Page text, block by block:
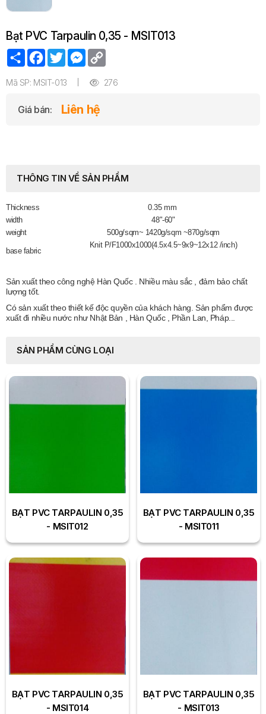
Bạt PVC Tarpaulin 0,35 - MSIT013
Share Facebook
TwitterMessenger
Mã SP: MSIT-013
276
Giá bán: Liên hệ
THÔNG TIN VỀ SẢN PHẨM
Thickness
0.35 mm
width
48"-60"
weight
500g/sqm~ 1420g/sqm ~870g/sqm
base fabric
Knit P/F1000x1000(4.5x4.5~9x9~12x12 /inch)
Sản xuất theo công nghệ Hàn Quốc . Nhiều màu sắc , đảm bảo chất
lượng tốt.
Có sản xuất theo thiết kế độc quyền của khách hàng. Sản phẩm được
xuất đi nhiều nước như Nhật Bản , Hàn Quốc , Phần Lan, Pháp...
SẢN PHẨM CÙNG LOẠI
BẠT PVC TARPAULIN 0,35
- MSIT012
BẠT PVC TARPAULIN 0,35
- MSIT011
BẠT PVC TARPAULIN 0,35
- MSIT014
BẠT PVC TARPAULIN 0,35
- MSIT013